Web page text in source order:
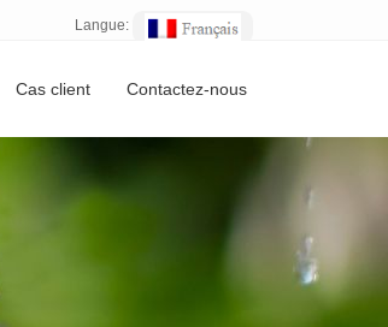
Langue:
Cas client Contactez-nous